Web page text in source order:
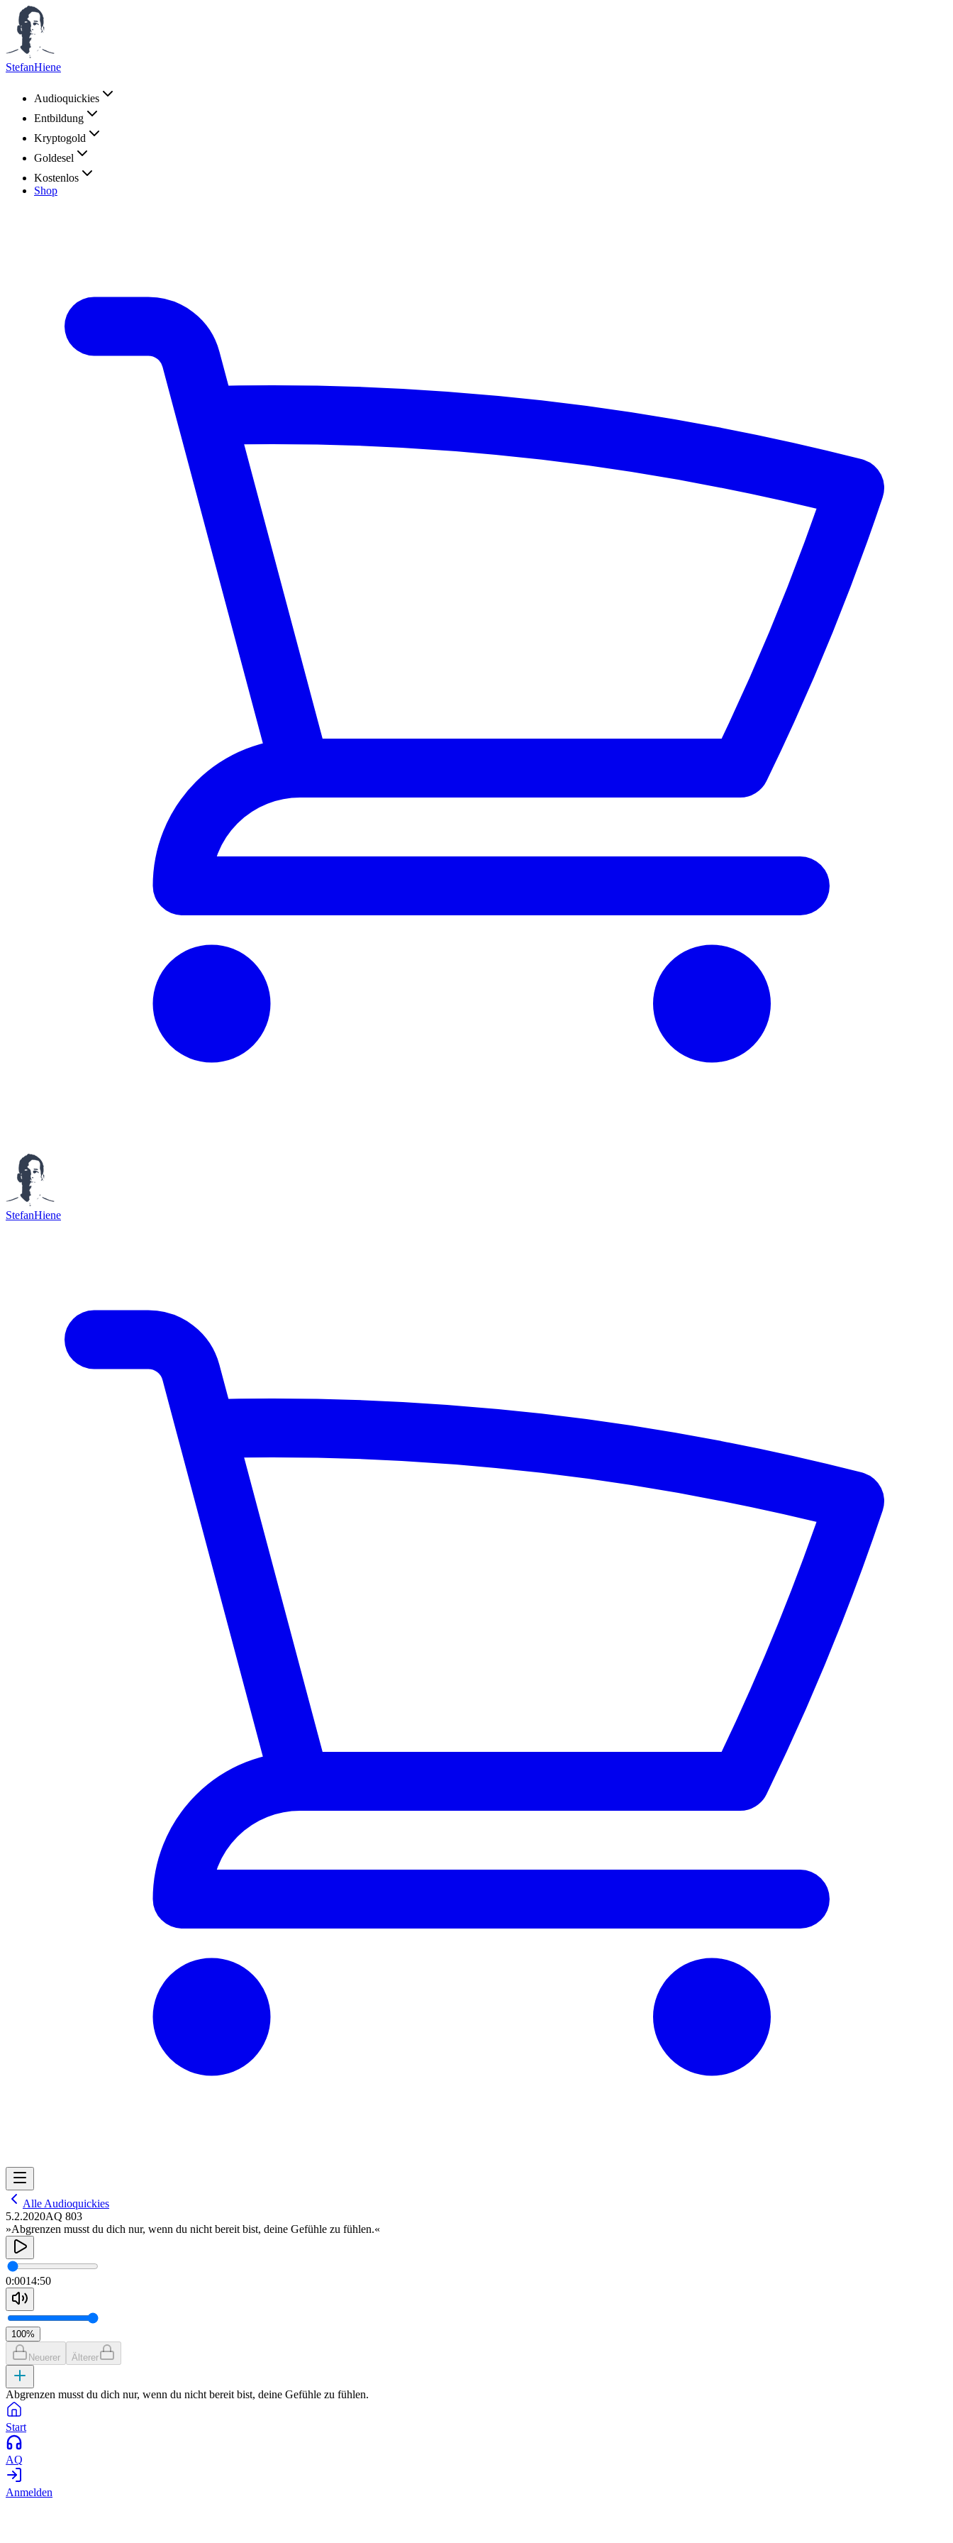
StefanHiene
Audioquickies
Entbildung
Kryptogold
Goldesel
Kostenlos
Shop
StefanHiene
Alle Audioquickies
5.2.2020AQ 803
»Abgrenzen musst du dich nur, wenn du nicht bereit bist, deine Gefühle zu fühlen.«
0:0014:50
100%
Neuerer Älterer
Abgrenzen musst du dich nur, wenn du nicht bereit bist, deine Gefühle zu fühlen.
Start
AQ
Anmelden